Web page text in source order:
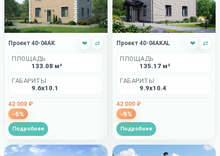
Проект 40-04AK ❤ ⇄
ПЛОЩАДЬ
133.08 м²
ГАБАРИТЫ
9.6x10.1
42 000 ₽
-5%
Подробнее
Проект 40-04AKAL ❤ ⇄
ПЛОЩАДЬ
135.17 м²
ГАБАРИТЫ
9.9x10.4
42 000 ₽
-5%
Подробнее